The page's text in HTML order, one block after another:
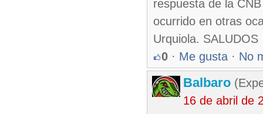
respuesta de la
ocurrido en otras
Urquiola. SALUDOS
0 · Me gusta · No
Balbaro
16 de abril de